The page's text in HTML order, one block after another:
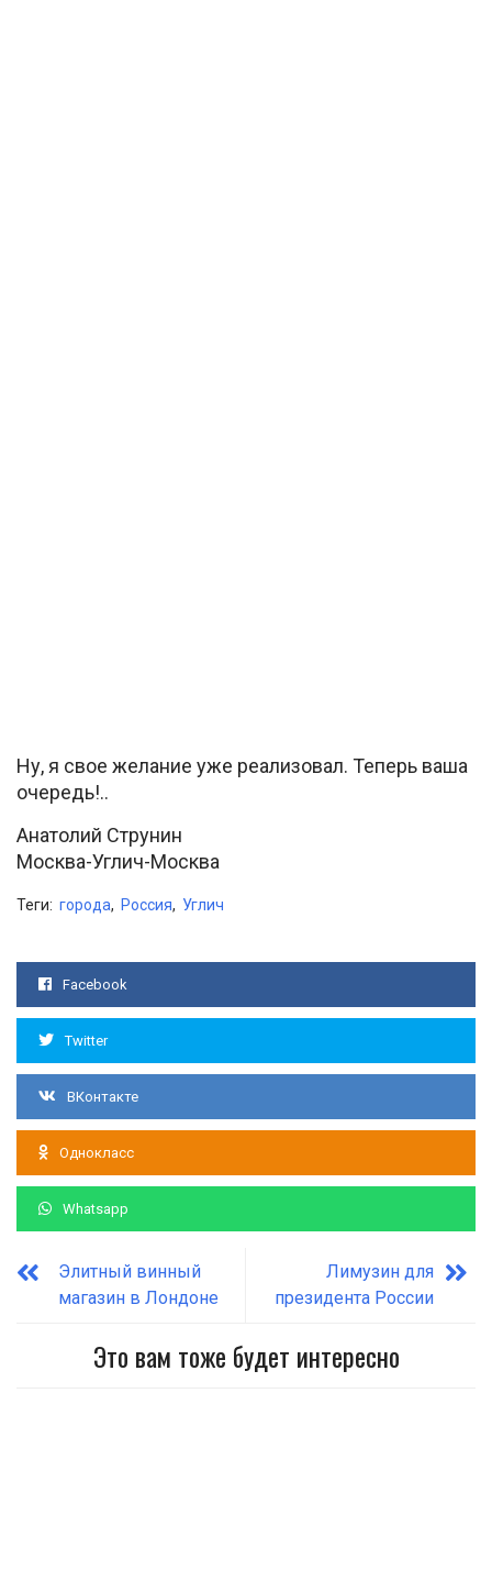
Ну, я свое желание уже реализовал. Теперь ваша
очередь!..
Анатолий Струнин
Москва-Углич-Москва
Теги: города, Россия, Углич
Facebook
Twitter
ВКонтакте
Однокласс
Whatsapp
Элитный винный
магазин в Лондоне
Лимузин для
президента России
Это вам тоже будет интересно